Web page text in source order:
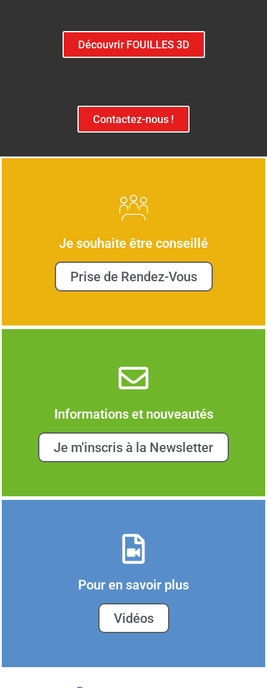
Découvrir FOUILLES 3D
Contactez-nous !
Je souhaite être conseillé
Prise de Rendez-Vous
Informations et nouveautés
Je m'inscris à la Newsletter
Pour en savoir plus
Vidéos